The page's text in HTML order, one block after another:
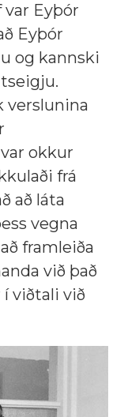
Eyþór
Eyþór
og kannski
verslunina
okkur
frá
að láta
vegna
framleiða
við það
viðtali við